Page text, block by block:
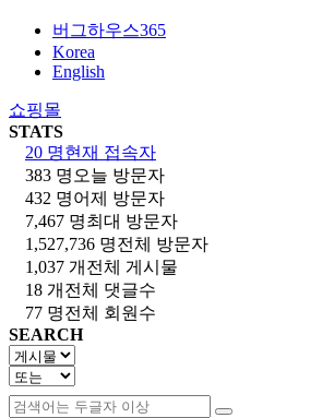
버그하우스365
Korea
English
쇼핑몰
STATS
20 명현재 접속자
383 명 오늘 방문자
432 명어제 방문자
7,467 명최대 방문자
1,527,736 명전체 방문자
1,037 개 전체 게시물
18 개 전체 댓글수
77 명전체 회원수
SEARCH